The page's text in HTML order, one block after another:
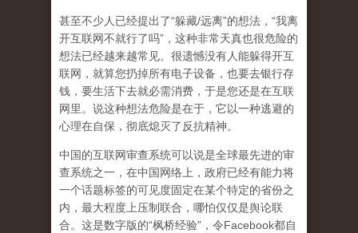
甚至不少人已经提出了“躲藏/远离”的想法，“我离
开互联网不就行了吗”，这种非常天真也很危险的
想法已经越来越常见。很遗憾没有人能躲得开互
联网，就算您扔掉所有电子设备，也要去银行存
钱，要生活下去就必需消费，于是您还是在互联
网里。说这种想法危险是在于，它以一种逃避的
心理在自保，彻底熄灭了反抗精神。
中国的互联网审查系统可以说是全球最先进的审
查系统之一，在中国网络上，政府已经有能力将
一个话题标签的可见度固定在某个特定的省份之
内，最大程度上压制联合 ，哪怕仅仅是舆论联
合。这是数字版的“枫桥经验”，令Facebook都自